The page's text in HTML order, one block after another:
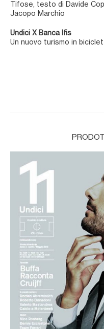
Tifose, testo di Davide
Jacopo Marchio
Undici X Banca Ifis
Un nuovo turismo in